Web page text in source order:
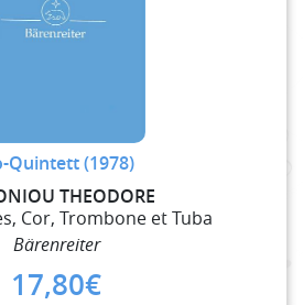
Quintett (1978)
THEODORE
Cor, Trombone et Tuba
Bärenreiter
17,80€